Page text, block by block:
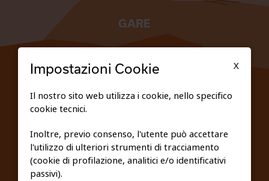
GARE
PRIVACY E COOKIE POLICY
X
Impostazioni Cookie
Il nostro sito web utilizza i cookie, nello specifico
cookie tecnici.
Inoltre, previo consenso, l'utente può accettare
l'utilizzo di ulteriori strumenti di tracciamento
(cookie di profilazione, analitici e/o identificativi
passivi).